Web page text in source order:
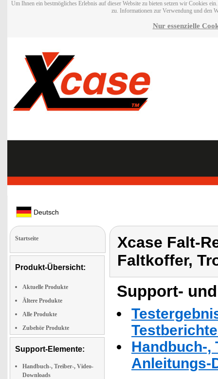
Um Ihnen ein bestmögliches Erlebnis auf dieser Website zu bieten setzen wir Cookies
zu. Informationen zur Verwendung und den
Nur essenzielle
Deutsch
Startseite
Produkt-Übersicht:
Aktuelle Produkte
Ältere Produkte
Alle Produkte
Zubehör Produkte
Support-Elemente:
Handbuch-, Treiber-, Video-
Downloads
Xcase Falt-
Faltkoffer,
Support-
Handbuch-,
Anleitungs-